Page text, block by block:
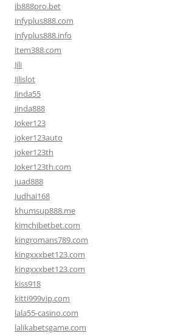
ib888pro.bet
infyplus888.com
infyplus888.info
item388.com
Jili
Jilislot
Jinda55
jinda888
Joker123
joker123auto
joker123th
Joker123th.com
juad888
Judhai168
khumsup888.me
kimchibetbet.com
kingromans789.com
kingxxxbet123.com
kingxxxbet123.com
kiss918
kitti999vip.com
lala55-casino.com
lalikabetsgame.com